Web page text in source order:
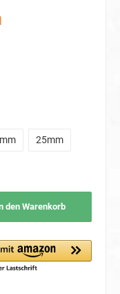
25mm
den Warenkorb